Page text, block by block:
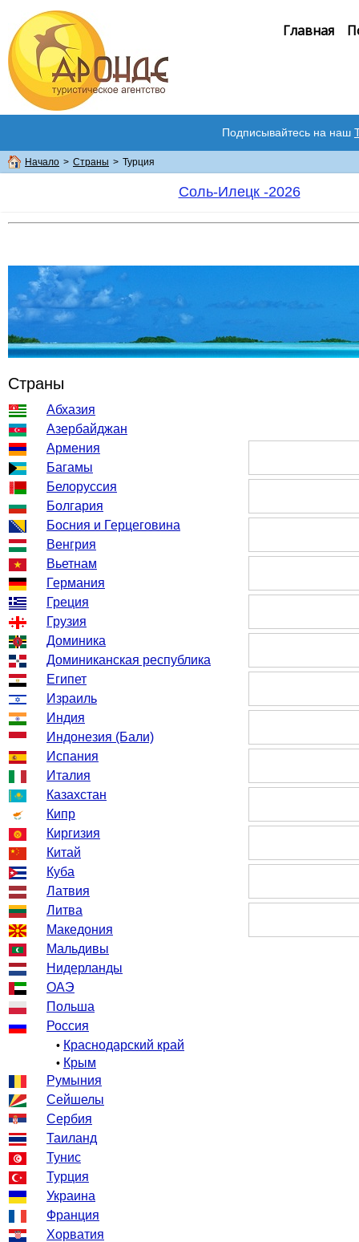
Главная
Подписывайтесь на наш
Начало > Страны > Турция
Соль-Илецк -2026
Страны
Абхазия
Азербайджан
Армения
Багамы
Белоруссия
Болгария
Босния и Герцеговина
Венгрия
Вьетнам
Германия
Греция
Грузия
Доминика
Доминиканская республика
Египет
Израиль
Индия
Индонезия (Бали)
Испания
Италия
Казахстан
Кипр
Киргизия
Китай
Куба
Латвия
Литва
Македония
Мальдивы
Нидерланды
ОАЭ
Польша
Россия
• Краснодарский край
• Крым
Румыния
Сейшелы
Сербия
Таиланд
Тунис
Турция
Украина
Франция
Хорватия